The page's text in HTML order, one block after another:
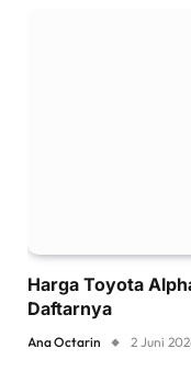
Harga Toyota
Daftarnya
Ana Octarin 2 Juni